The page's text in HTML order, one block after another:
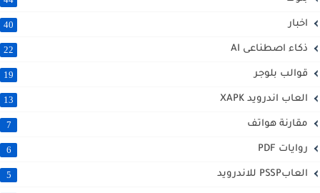
اخبار 40
ذكاء اصطناعى AI 22
قوالب بلوجر 19
العاب اندرويد XAPK 13
مقارنة هواتف 7
روايات PDF 6
العابPSSP للاندرويد 5